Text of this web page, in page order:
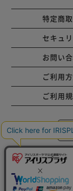
特定商
セキュ
お問い
ご利用
ご利用